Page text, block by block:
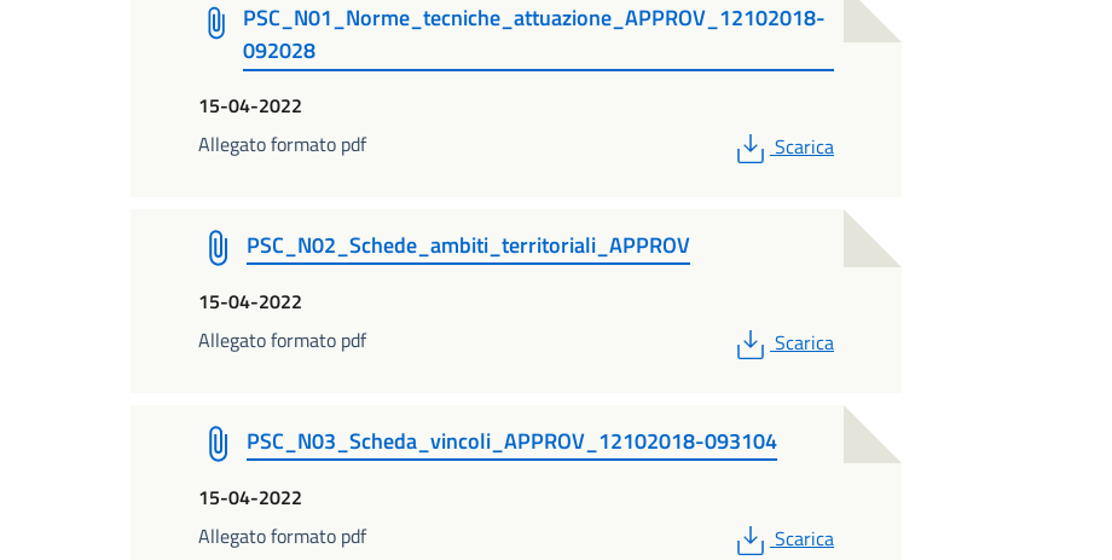
PSC_N01_Norme_tecniche_attuazione_APPROV_12102018-
092028
15-04-2022
Allegato formato pdf
PDF
Scarica
PSC_N02_Schede_ambiti_territoriali_APPROV
15-04-2022
Allegato formato pdf
PDF
Scarica
PSC_N03_Scheda_vincoli_APPROV_12102018-093104
15-04-2022
Allegato formato pdf
PDF
Scarica